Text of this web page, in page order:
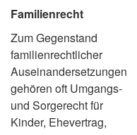
Familienrecht
Zum Gegenstand
familienrechtlicher
Auseinandersetzungen
gehören oft Umgangs-
und Sorgerecht für
Kinder, Ehevertrag,